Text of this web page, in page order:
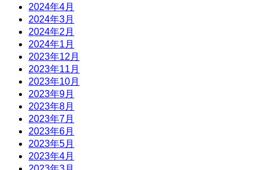
2024年4月
2024年3月
2024年2月
2024年1月
2023年12月
2023年11月
2023年10月
2023年9月
2023年8月
2023年7月
2023年6月
2023年5月
2023年4月